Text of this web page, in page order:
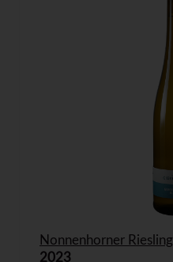
Nonnenhorner Riesling
2023